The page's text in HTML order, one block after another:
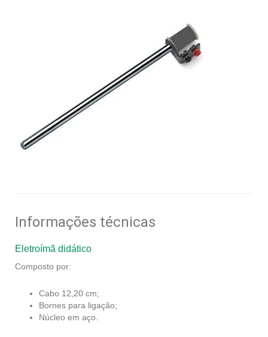
Informações técnicas
Eletroímã didático
Composto por:
Cabo 12,20 cm;
Bornes para ligação;
Núcleo em aço.